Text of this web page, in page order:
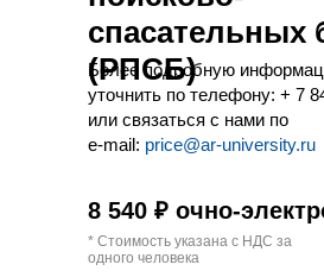
спасательных
(РПСБ)
* Стоимость указана с НДС за
одного человека
Более подробную
уточнить по телефону: + 7
или связаться с нами по
e-mail: price@ar-university.ru
8 540 ₽ очно-